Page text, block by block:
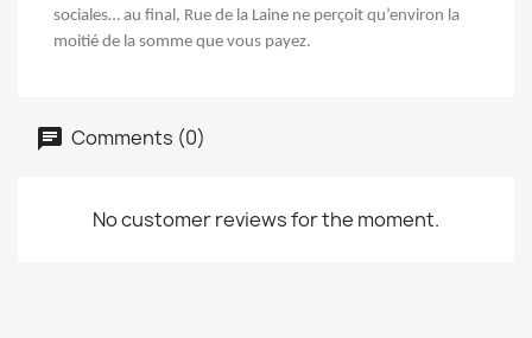
sociales… au final, Rue de la Laine ne perçoit qu’environ la
moitié de la somme que vous payez.
Comments (0)
No customer reviews for the moment.